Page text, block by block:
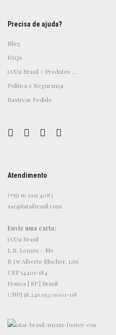
Precisa de ajuda?
Blog
FAQs
iATAi Brasil – Produtos ...
Política e Segurança
Rastrear Pedido
Atendimento
(+55) 16 3911 4083
sac@iataibrasil.com
Envie uma carta:
iATAi Brasil
L.B. Lemos – Me
R Dr Alberto Blucher, 1265
CEP 14401-184
Franca | SP | Brasil
CNPJ 18.246.953/0001-08